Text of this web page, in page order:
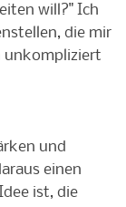
will?" Ich
die mir
unkompliziert
und
einen
ist, die